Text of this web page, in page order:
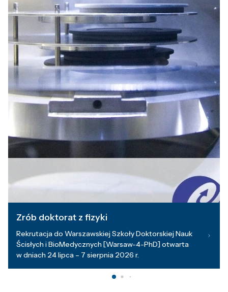
Zrób doktorat z fizyki
Rekrutacja do Warszawskiej Szkoły Doktorskiej Nauk
Ścisłych i BioMedycznych [Warsaw-4-PhD] otwarta
w dniach 24 lipca – 7 sierpnia 2026 r.